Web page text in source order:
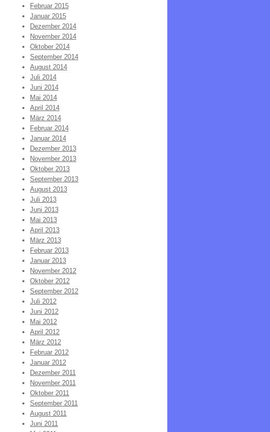
Februar 2015
Januar 2015
Dezember 2014
November 2014
Oktober 2014
September 2014
August 2014
Juli 2014
Juni 2014
Mai 2014
April 2014
März 2014
Februar 2014
Januar 2014
Dezember 2013
November 2013
Oktober 2013
September 2013
August 2013
Juli 2013
Juni 2013
Mai 2013
April 2013
März 2013
Februar 2013
Januar 2013
November 2012
Oktober 2012
September 2012
Juli 2012
Juni 2012
Mai 2012
April 2012
März 2012
Februar 2012
Januar 2012
Dezember 2011
November 2011
Oktober 2011
September 2011
August 2011
Juni 2011